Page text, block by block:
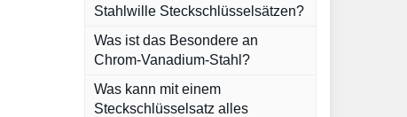
Stahlwille Steckschlüsselsätzen?
Was ist das Besondere an
Chrom-Vanadium-Stahl?
Was kann mit einem
Steckschlüsselsatz alles